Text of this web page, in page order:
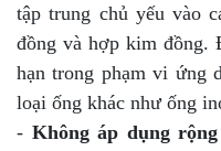
tập trung chủ yếu vào
đồng và hợp kim đồng.
hạn trong phạm vi ứng
loại ống khác như ống
- Không áp dụng